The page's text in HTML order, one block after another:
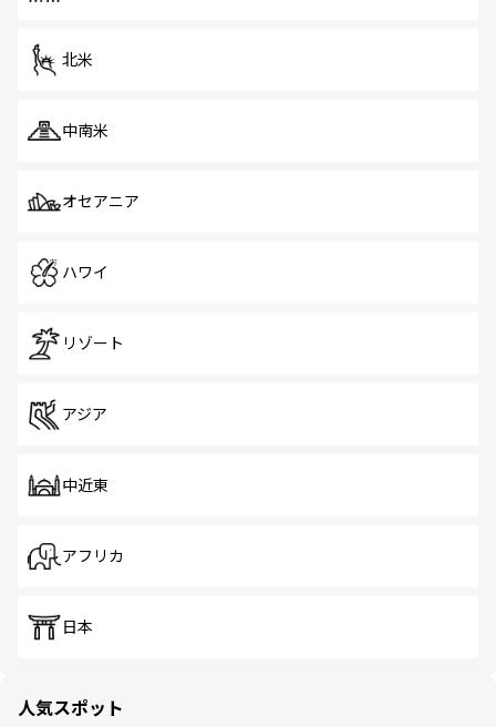
北米
中南米
オセアニア
ハワイ
リゾート
アジア
中近東
アフリカ
日本
人気スポット